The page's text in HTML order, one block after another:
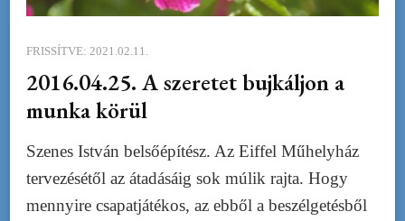
FRISSÍTVE: 2021.02.11.
2016.04.25. A szeretet bujkáljon a
munka körül
Szenes István belsőépítész. Az Eiffel Műhelyház
tervezésétől az átadásáig sok múlik rajta. Hogy
mennyire csapatjátékos, az ebből a beszélgetésből